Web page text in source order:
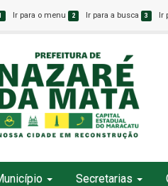
Ir para o menu 2 Ir para a busca 3 Ir
Secretarias